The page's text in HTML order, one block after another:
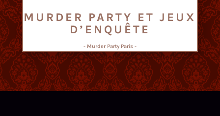
MURDER PARTY ET JEUX
D’ENQUÊTE
- Murder Party Paris -